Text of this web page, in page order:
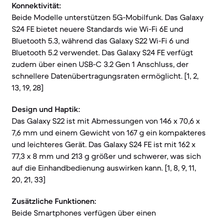
Konnektivität:
Beide Modelle unterstützen 5G-Mobilfunk. Das Galaxy
S24 FE bietet neuere Standards wie Wi-Fi 6E und
Bluetooth 5.3, während das Galaxy S22 Wi-Fi 6 und
Bluetooth 5.2 verwendet. Das Galaxy S24 FE verfügt
zudem über einen USB-C 3.2 Gen 1 Anschluss, der
schnellere Datenübertragungsraten ermöglicht. [1, 2,
13, 19, 28]
Design und Haptik:
Das Galaxy S22 ist mit Abmessungen von 146 x 70,6 x
7,6 mm und einem Gewicht von 167 g ein kompakteres
und leichteres Gerät. Das Galaxy S24 FE ist mit 162 x
77,3 x 8 mm und 213 g größer und schwerer, was sich
auf die Einhandbedienung auswirken kann. [1, 8, 9, 11,
20, 21, 33]
Zusätzliche Funktionen:
Beide Smartphones verfügen über einen